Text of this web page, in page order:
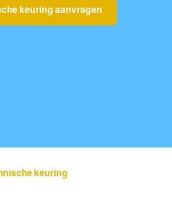
keuring aanvragen
keuring